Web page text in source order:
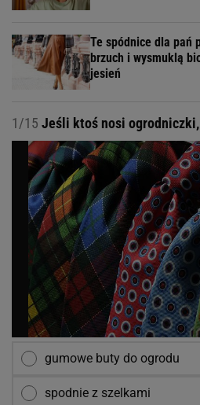
Te spódnice dla pań
brzuch i wysmuklą
jesień
1/15 Jeśli ktoś nosi
gumowe buty do ogrodu
spodnie z szelkami